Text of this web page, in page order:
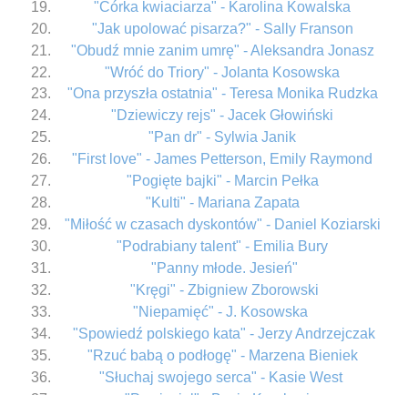
"Córka kwiaciarza" - Karolina Kowalska
"Jak upolować pisarza?" - Sally Franson
"Obudź mnie zanim umrę" - Aleksandra Jonasz
"Wróć do Triory" - Jolanta Kosowska
"Ona przyszła ostatnia" - Teresa Monika Rudzka
"Dziewiczy rejs" - Jacek Głowiński
"Pan dr" - Sylwia Janik
"First love" - James Petterson, Emily Raymond
"Pogięte bajki" - Marcin Pełka
"Kulti" - Mariana Zapata
"Miłość w czasach dyskontów" - Daniel Koziarski
"Podrabiany talent" - Emilia Bury
"Panny młode. Jesień"
"Kręgi" - Zbigniew Zborowski
"Niepamięć" - J. Kosowska
"Spowiedź polskiego kata" - Jerzy Andrzejczak
"Rzuć babą o podłogę" - Marzena Bieniek
"Słuchaj swojego serca" - Kasie West